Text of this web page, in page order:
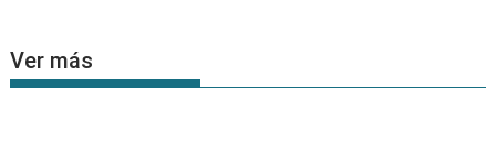
Ver más